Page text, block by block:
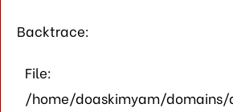
Backtrace:
File:
/home/doaskimyam/